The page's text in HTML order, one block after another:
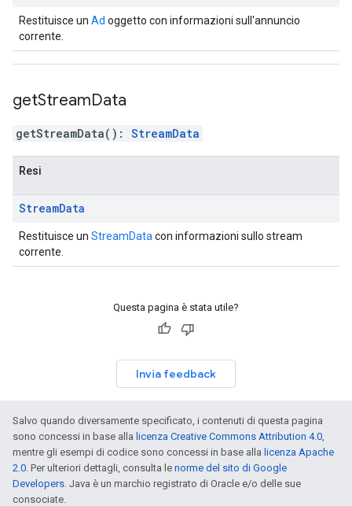
Restituisce un Ad oggetto con informazioni sull'annuncio
corrente.
getStreamData
getStreamData( ) : StreamData
Resi
StreamData
Restituisce un StreamData con informazioni sullo stream
corrente.
Questa pagina è stata utile?
Invia feedback
Salvo quando diversamente specificato, i contenuti di questa pagina
sono concessi in base alla licenza Creative Commons Attribution 4.0,
mentre gli esempi di codice sono concessi in base alla licenza Apache
2.0. Per ulteriori dettagli, consulta le norme del sito di Google
Developers. Java è un marchio registrato di Oracle e/o delle sue
consociate.